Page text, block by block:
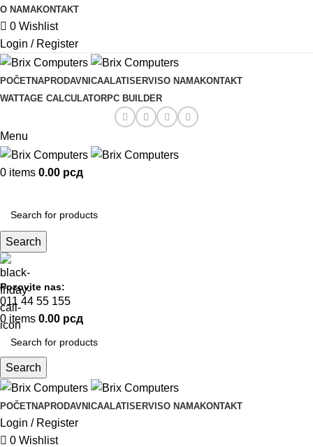
O NAMAKONTAKT
0 Wishlist
Login / Register
POČETNAPRODAVNICAALATI SERVISO NAMAKONTAKT
WATTAGE CALCULATORPC BUILDER
Menu
0 items 0.00 рсд
Search
Pozovite nas:
011 44 55 155
0 items 0.00 рсд
Search
POČETNAPRODAVNICAALATI SERVISO NAMAKONTAKT
Login / Register
0 Wishlist